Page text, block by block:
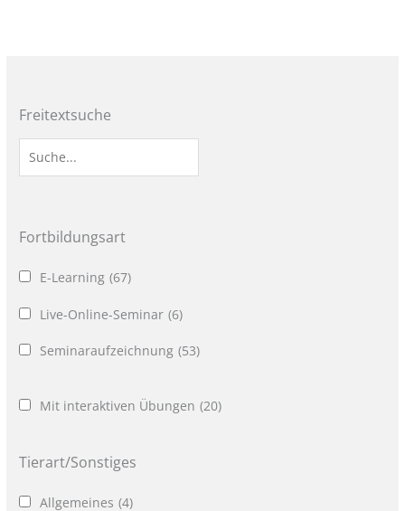
Freitextsuche
Fortbildungsart
E-Learning (67)
Live-Online-Seminar (6)
Seminaraufzeichnung (53)
Mit interaktiven Übungen (20)
Tierart/Sonstiges
Allgemeines (4)